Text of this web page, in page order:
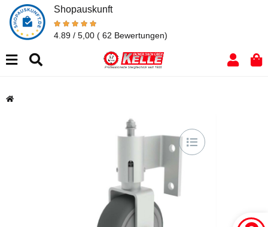
Shopauskunft
4.89 / 5,00 ( 62 Bewertungen)